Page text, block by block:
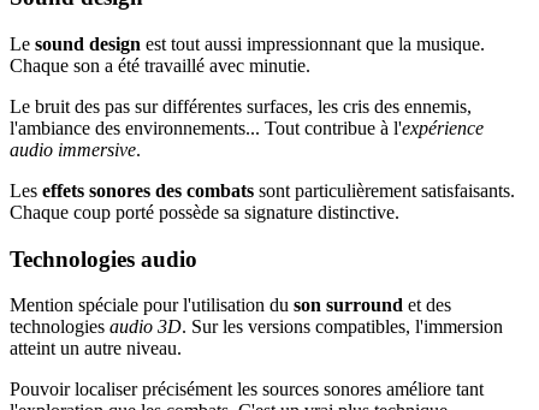
Le sound design est tout aussi impressionnant que la musique.
Chaque son a été travaillé avec minutie.
Le bruit des pas sur différentes surfaces, les cris des ennemis,
l'ambiance des environnements... Tout contribue à l'expérience
audio immersive.
Les effets sonores des combats sont particulièrement satisfaisants.
Chaque coup porté possède sa signature distinctive.
Technologies audio
Mention spéciale pour l'utilisation du son surround et des
technologies audio 3D. Sur les versions compatibles, l'immersion
atteint un autre niveau.
Pouvoir localiser précisément les sources sonores améliore tant